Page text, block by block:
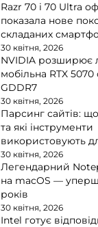
Razr 70 і 70 Ultra
показала нове
складаних
30 квітня, 2026
NVIDIA розширює
мобільна RTX
GDDR7
30 квітня, 2026
Парсинг сайтів:
та які інструменти
використовують
30 квітня, 2026
Легендарний
на macOS —
років
30 квітня, 2026
Intel готує